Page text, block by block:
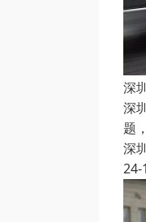
深
深
题
深
24-